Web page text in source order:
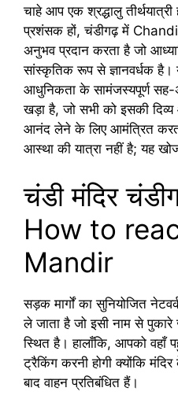
चाहे आप एक श्रद्धालु
प्रशंसक हों, चंडीगढ़ में
अनुभव प्रदान करता है जो
सांस्कृतिक रूप से ज्ञानवर्धक है।
आधुनिकता के सामंजस्यपूर्ण
खड़ा है, जो सभी को इसकी
आनंद लेने के लिए आमंत्रित करता
आस्था की यात्रा नहीं है; यह
चंडी मंदिर
How to
Mandir
सड़क मार्गों का सुनियोजित
ले जाता है जो इसी नाम से
स्थित है। हालाँकि, आपको वहाँ
ट्रैकिंग करनी होगी क्योंकि
बाद वाहन प्रतिबंधित हैं।